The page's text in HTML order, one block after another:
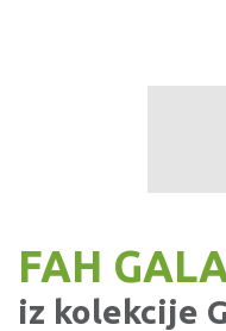
FAH
iz kolekcije